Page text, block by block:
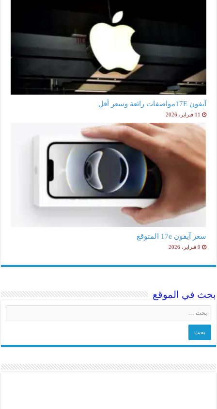
آيفون 17Eمواصفات رائعة وسعر أقل
11 فبراير، 2026
سعر آيفون 17e المتوقع
9 فبراير، 2026
بحث في الموقع